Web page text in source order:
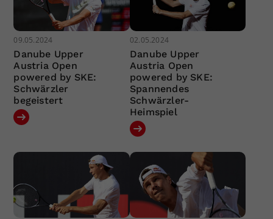
09.05.2024
Danube Upper
Austria Open
powered by SKE:
Schwärzler
begeistert
02.05.2024
Danube Upper
Austria Open
powered by SKE:
Spannendes
Schwärzler-
Heimspiel